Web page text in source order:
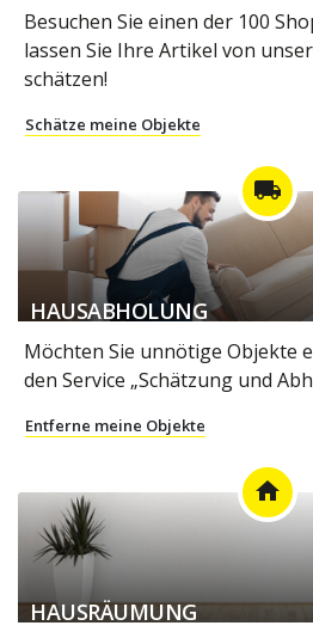
Besuchen Sie einen der 100
lassen Sie Ihre Artikel von
schätzen!
Schätze meine Objekte
local_shipping
HAUSABHOLUNG
Möchten Sie unnötige Objekte
den Service „Schätzung und
Entferne meine Objekte
home
HAUSRÄUMUNG